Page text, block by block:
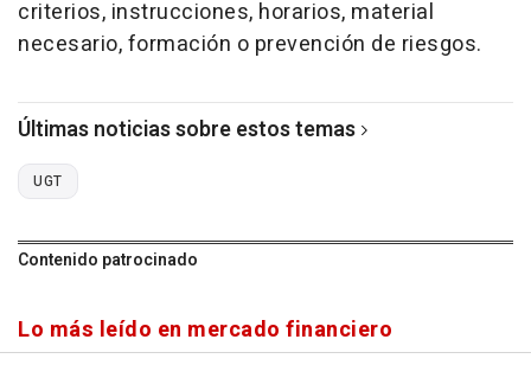
criterios, instrucciones, horarios, material
necesario, formación o prevención de riesgos.
Últimas noticias sobre estos temas
UGT
Contenido patrocinado
Lo más leído en mercado financiero